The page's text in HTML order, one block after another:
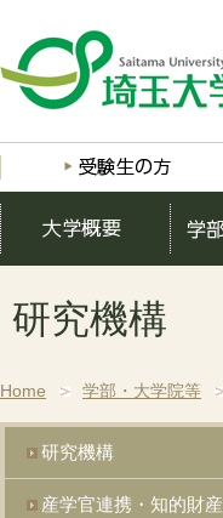
研究機構
Home 学部・大学院等
研究機構
産学官連携・知的財産